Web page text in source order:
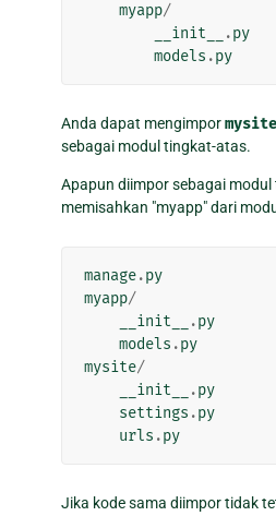
myapp/
__init__
.py
models .py
Anda dapat mengimpor
sebagai modul tingkat-atas.
Apapun diimpor sebagai
memisahkan "myapp" dari
manage.py
myapp/
__init__
.py
models .py
mysite/
__init__
.py
settings .py
urls .py
Jika kode sama diimpor tidak